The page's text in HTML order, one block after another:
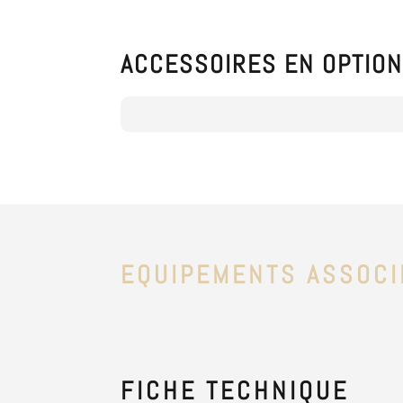
ACCESSOIRES EN OPTION
EQUIPEMENTS
FICHE TECHNIQUE